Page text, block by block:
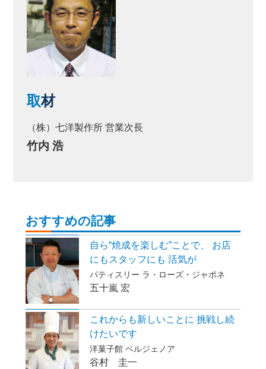
取材
（株）七洋製作所 営業次長
竹内 浩
おすすめの記事
自ら“焼成を楽しむ”ことで、 お店
にもスタッフにも 活気が
パティスリー ラ・ローズ・ジャポネ
五十嵐 宏
これからも新しいことに 挑戦し続
けたいです
洋菓子館 ベルジェノア
谷村 圭一